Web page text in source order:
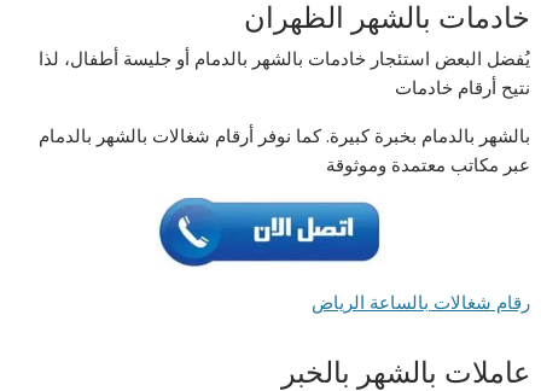
خادمات بالشهر الظهران
يُفضل البعض استئجار خادمات بالشهر بالدمام أو جليسة أطفال، لذا
نتيح أرقام خادمات
بالشهر بالدمام بخبرة كبيرة. كما نوفر أرقام شغالات بالشهر بالدمام
عبر مكاتب معتمدة وموثوقة
رقام شغالات بالساعة الرياض
عاملات بالشهر بالخبر